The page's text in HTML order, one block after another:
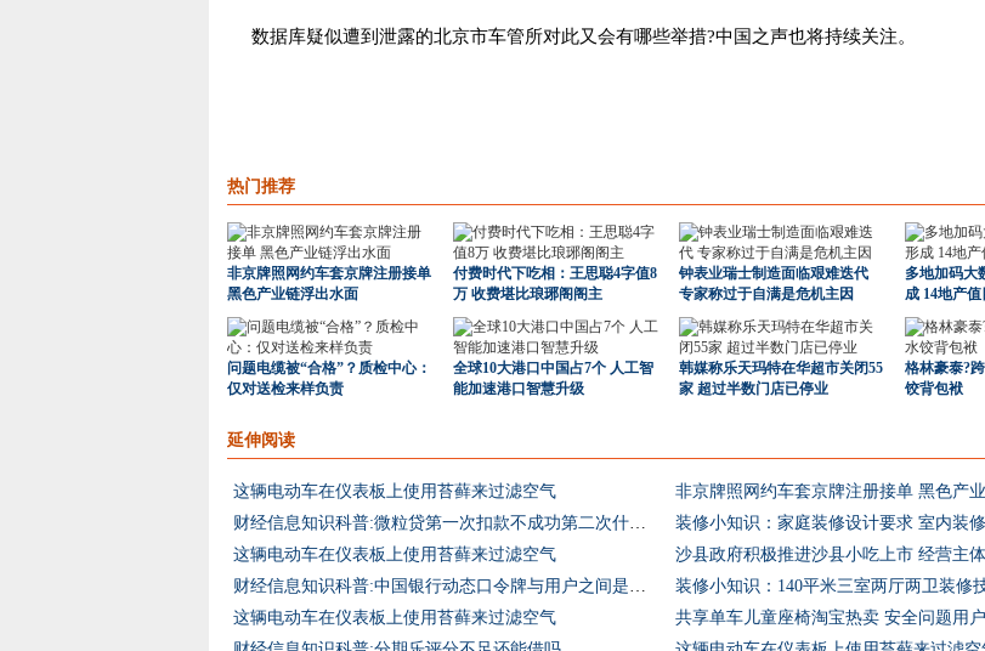
数据库疑似遭到泄露的北京市车管所对此又会有哪些举措?中国之声也将持续关注。
热门推荐
非京牌照网约车套京牌注册接单
黑色产业链浮出水面
付费时代下吃相：王思聪4字值8
万 收费堪比琅琊阁阁主
钟表业瑞士制造面临艰难迭代
专家称过于自满是危机主因
多地加码大
成 14地产
问题电缆被“合格”？质检中心：
仅对送检来样负责
全球10大港口中国占7个 人工智
能加速港口智慧升级
韩媒称乐天玛特在华超市关闭55
家 超过半数门店已停业
格林豪泰?
饺背包袱
延伸阅读
这辆电动车在仪表板上使用苔藓来过滤空气
非京牌照网约车套京牌注册接单 黑色产
财经信息知识科普:微粒贷第一次扣款不成功第二次什么时候扣
装修小知识：家庭装修设计要求 室内装
这辆电动车在仪表板上使用苔藓来过滤空气
沙县政府积极推进沙县小吃上市 经营主
财经信息知识科普:中国银行动态口令牌与用户之间是怎样的关系
这辆电动车在仪表板上使用苔藓来过滤空气
共享单车儿童座椅淘宝热卖 安全问题用